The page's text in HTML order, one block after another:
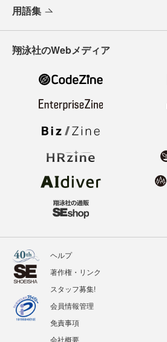
用語集
翔泳社のWebメディア
ヘルプ
著作権・リンク
スタッフ募集!
会員情報管理
免責事項
会社概要